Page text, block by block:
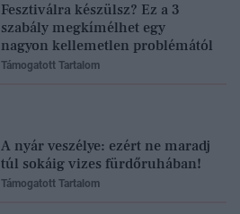
Fesztiválra készülsz? Ez a 3
szabály megkímélhet egy
nagyon kellemetlen problémától
Támogatott Tartalom
A nyár veszélye: ezért ne maradj
túl sokáig vizes fürdőruhában!
Támogatott Tartalom